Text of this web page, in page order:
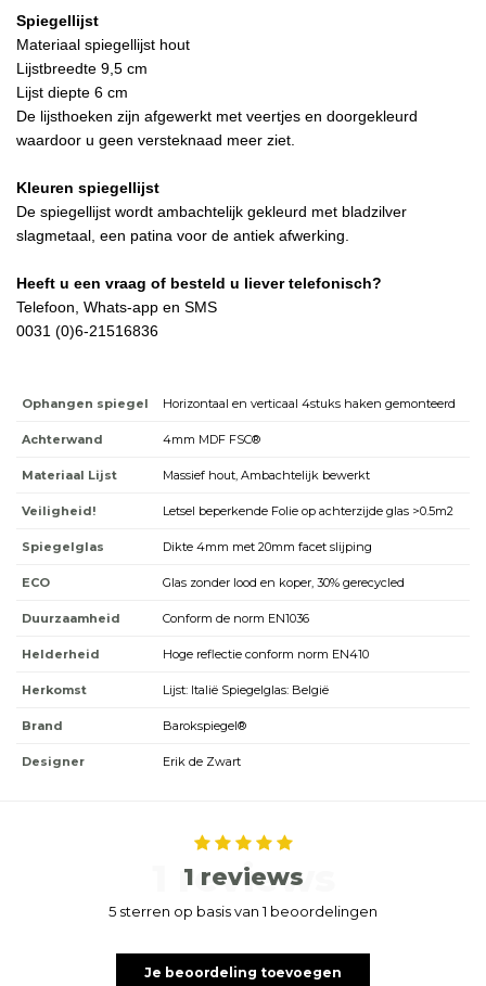
Spiegellijst
Materiaal spiegellijst hout
Lijstbreedte 9,5 cm
Lijst diepte 6 cm
De lijsthoeken zijn afgewerkt met veertjes en doorgekleurd
waardoor u geen versteknaad meer ziet.
Kleuren spiegellijst
De spiegellijst wordt ambachtelijk gekleurd met bladzilver
slagmetaal, een patina voor de antiek afwerking.
Heeft u een vraag of besteld u liever telefonisch?
Telefoon, Whats-app en SMS
0031 (0)6-21516836
Ophangen spiegel Horizontaal en verticaal 4stuks haken gemonteerd
Achterwand 4mm MDF FSC®
Materiaal Lijst Massief hout, Ambachtelijk bewerkt
Veiligheid! Letsel beperkende Folie op achterzijde glas >0.5m2
Spiegelglas Dikte 4mm met 20mm facet slijping
ECO Glas zonder lood en koper, 30% gerecycled
Duurzaamheid Conform de norm EN1036
Helderheid Hoge reflectie conform norm EN410
Herkomst Lijst: Italië Spiegelglas: België
Brand Barokspiegel®
Designer Erik de Zwart
1 reviews
1 reviews
5 sterren op basis van 1 beoordelingen
Je beoordeling toevoegen